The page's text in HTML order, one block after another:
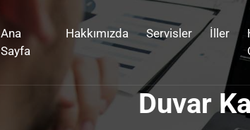
Ana
Sayfa
Hakkımızda Servisler İller
Duvar